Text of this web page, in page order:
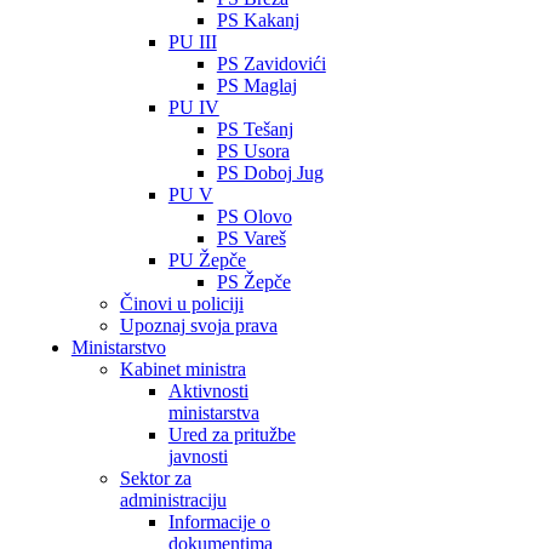
PS Kakanj
PU III
PS Zavidovići
PS Maglaj
PU IV
PS Tešanj
PS Usora
PS Doboj Jug
PU V
PS Olovo
PS Vareš
PU Žepče
PS Žepče
Činovi u policiji
Upoznaj svoja prava
Ministarstvo
Kabinet ministra
Aktivnosti
ministarstva
Ured za pritužbe
javnosti
Sektor za
administraciju
Informacije o
dokumentima